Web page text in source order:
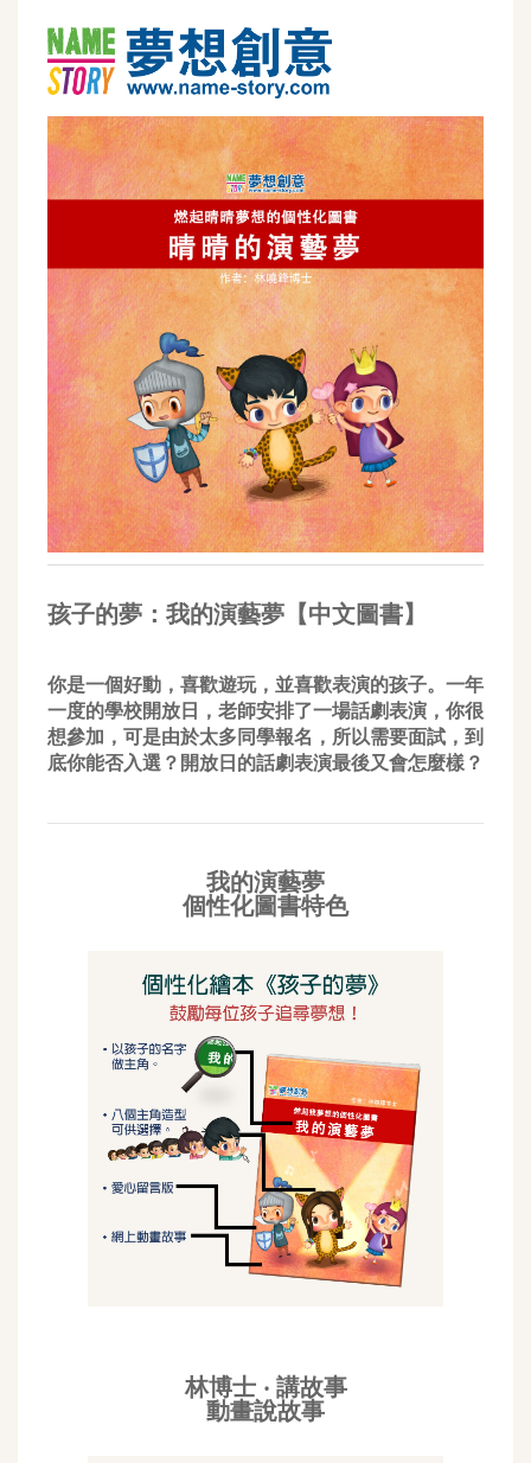
孩子的夢：我的演藝夢【中文圖書】
你是一個好動，喜歡遊玩，並喜歡表演的孩子。一年
一度的學校開放日，老師安排了一場話劇表演，你很
想參加，可是由於太多同學報名，所以需要面試，到
底你能否入選？開放日的話劇表演最後又會怎麼樣？
我的演藝夢
個性化圖書特色
林博士 ‧ 講故事
動畫說故事